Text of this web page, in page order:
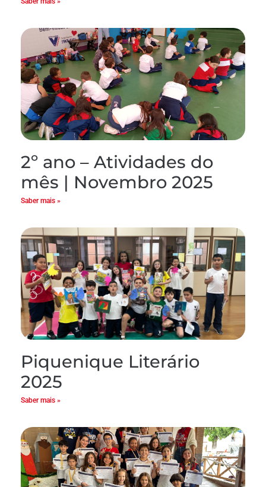
2º ano – Atividades do
mês | Novembro 2025
Saber mais »
Piquenique Literário
2025
Saber mais »